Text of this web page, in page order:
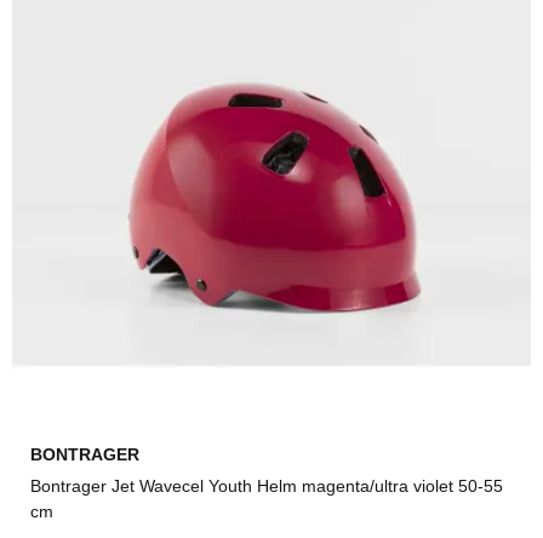
BONTRAGER
Bontrager Jet Wavecel Youth Helm magenta/ultra violet 50-55
cm